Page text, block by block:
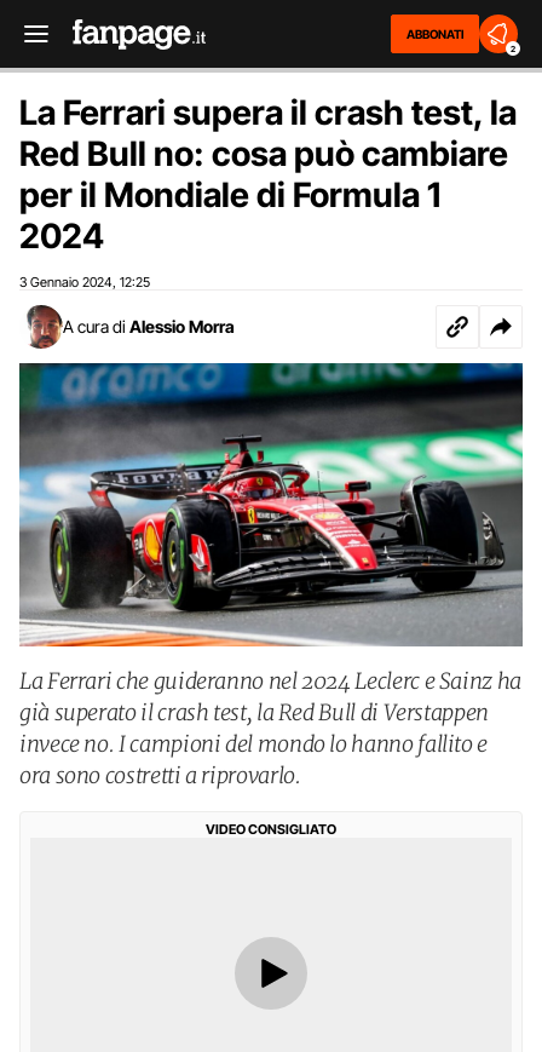
ABBONATI
2
La Ferrari supera il crash test, la
Red Bull no: cosa può cambiare
per il Mondiale di Formula 1
2024
3 Gennaio 2024 12:25
A cura di Alessio Morra
La Ferrari che guideranno nel 2024 Leclerc e Sainz ha
già superato il crash test, la Red Bull di Verstappen
invece no. I campioni del mondo lo hanno fallito e
ora sono costretti a riprovarlo.
VIDEO CONSIGLIATO